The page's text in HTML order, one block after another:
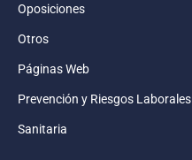
Oposiciones
Otros
Páginas Web
Prevención y Riesgos Laborales
Sanitaria